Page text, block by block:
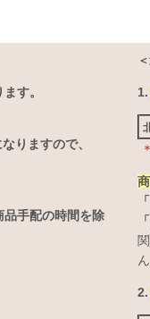
す。
りますので、
品手配の時間を除
1.
2.